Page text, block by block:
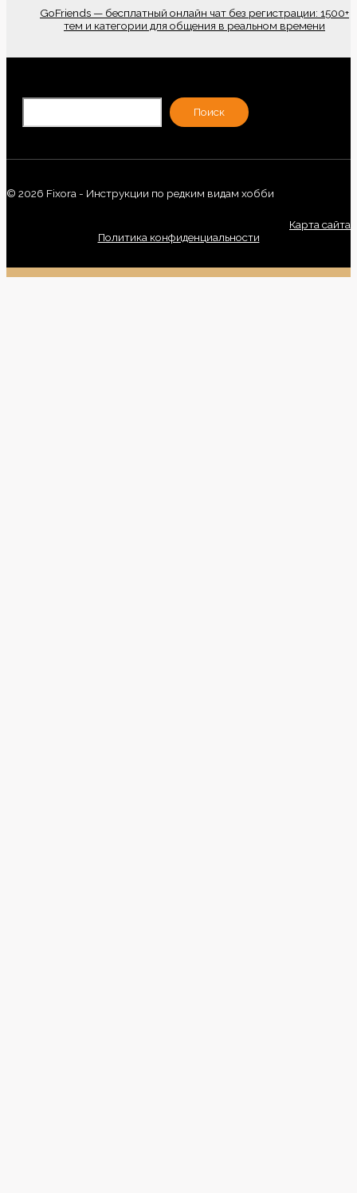
GoFriends — бесплатный онлайн чат без регистрации: 1500+
тем и категории для общения в реальном времени
Поиск
© 2026 Fixora - Инструкции по редким видам хобби
Карта сайта
Политика конфиденциальности